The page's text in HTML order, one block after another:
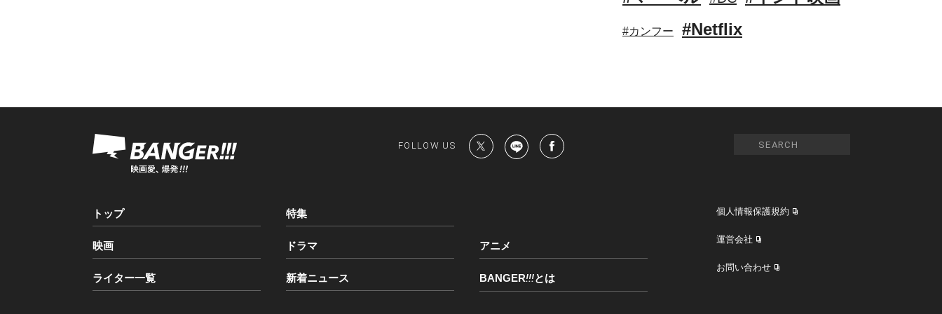
#カンフー #Netflix
FOLLOW US
トップ 特集
映画 ドラマ アニメ
ライター一覧 新着ニュース BANGER!!!とは
個人情報保護規約
運営会社
お問い合わせ